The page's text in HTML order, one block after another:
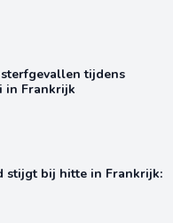
tijdens
in Frankrijk
stijgt bij hitte in Frankrijk: